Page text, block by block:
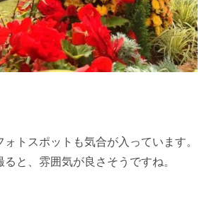
トスポットも気合が入っています。
と、雰囲気が良さそうですね。